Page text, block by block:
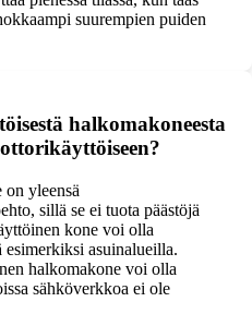
suurempien puiden
halkomakoneesta
yleensä
sillä se ei tuota päästöjä
kone voi olla
asuinalueilla.
halkomakone voi olla
sähköverkkoa ei ole